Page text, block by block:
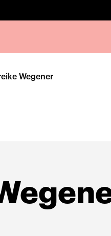
Wegener